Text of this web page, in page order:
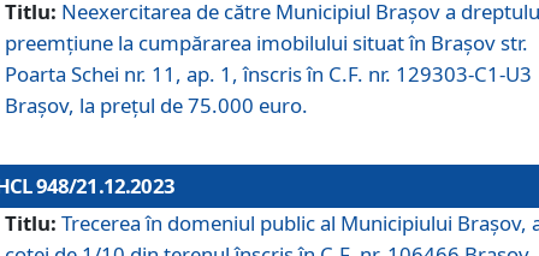
Titlu: Neexercitarea de către Municipiul Brașov a
preemțiune la cumpărarea imobilului situat în Brașov str.
Poarta Schei nr. 11, ap. 1, înscris în C.F. nr. 129303-C1-U3
Brașov, la prețul de 75.000 euro.
948/21.12.2023
Titlu: Trecerea în domeniul public al Municipiului Braşov,